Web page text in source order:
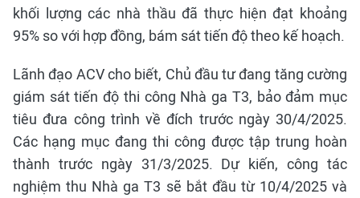
khối lượng các nhà thầu đã thực hiện đạt khoảng
95% so với hợp đồng, bám sát tiến độ theo kế hoạch.
Lãnh đạo ACV cho biết, Chủ đầu tư đang tăng cường
giám sát tiến độ thi công Nhà ga T3, bảo đảm mục
tiêu đưa công trình về đích trước ngày 30/4/2025.
Các hạng mục đang thi công được tập trung hoàn
thành trước ngày 31/3/2025. Dự kiến, công tác
nghiệm thu Nhà ga T3 sẽ bắt đầu từ 10/4/2025 và